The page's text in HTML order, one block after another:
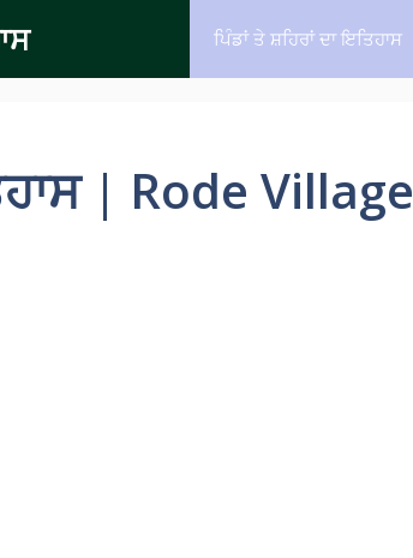
ਪਿੰਡਾਂ ਤੇ ਸ਼ਹਿਰਾਂ ਦਾ ਇਤਿਹਾਸ
| Rode Village